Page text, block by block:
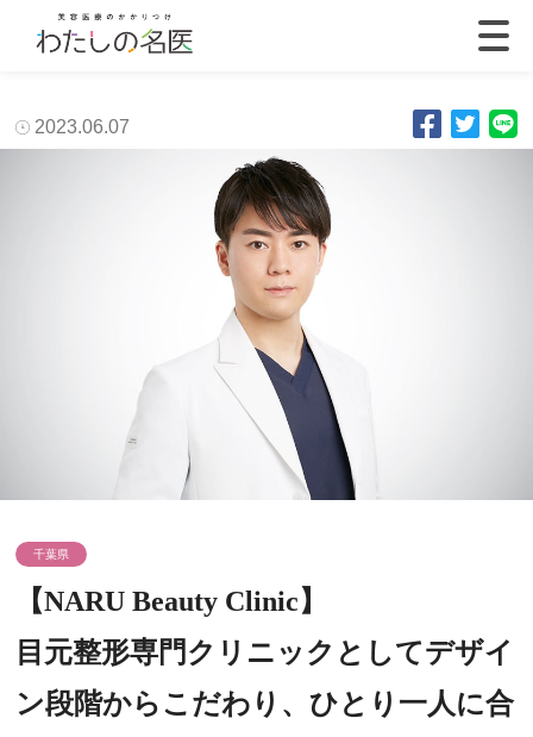
2023.06.07
千葉県
【NARU Beauty Clinic】
目元整形専門クリニックとしてデザイ
ン段階からこだわり、ひとり一人に合